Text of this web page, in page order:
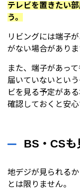
テレビを置きたい
う。
リビングには端子
がない場合がありま
また、端子があっ
届いていないとい
ビを見る予定があ
確認しておくと安心
BS・CSも
地デジが見られる
とは限りません。